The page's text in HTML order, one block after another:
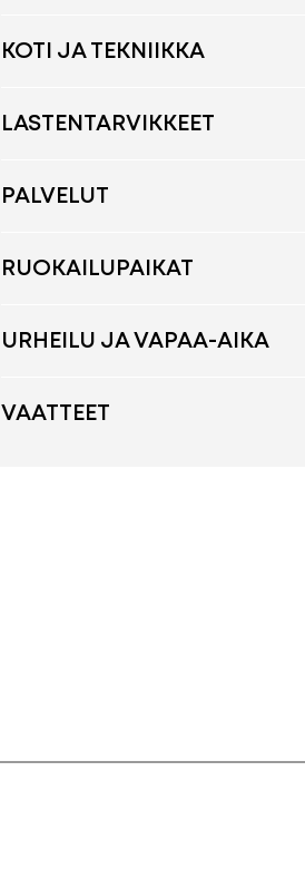
KOTI JA TEKNIIKKA
LASTENTARVIKKEET
PALVELUT
RUOKAILUPAIKAT
URHEILU JA VAPAA-AIKA
VAATTEET